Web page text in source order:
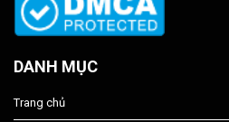
DANH MỤC
Trang chủ